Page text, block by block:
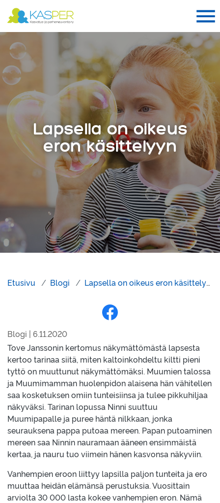
Suomen Kasper ry
Lapsella on oikeus
eron käsittelyyn
Etusivu Blogi Lapsella on oikeus eron käsittelyyn
Blogi | 6.11.2020
Tove Janssonin kertomus näkymättömästä lapsesta
kertoo tarinaa siitä, miten kaltoinkohdeltu kiltti pieni
tyttö on muuttunut näkymättömäksi. Muumien talossa
ja Muumimamman huolenpidon alaisena hän vähitellen
saa kosketuksen omiin tunteisiinsa ja tulee pikkuhiljaa
näkyväksi. Tarinan lopussa Ninni suuttuu
Muumipapalle ja puree häntä nilkkaan, jonka
seurauksena pappa putoaa mereen. Papan putoaminen
mereen saa Ninnin nauramaan ääneen ensimmäistä
kertaa, ja nauru tuo viimein hänen kasvonsa näkyviin.
Vanhempien eroon liittyy lapsilla paljon tunteita ja ero
muuttaa heidän elämänsä perustuksia. Vuosittain
arviolta 30 000 lasta kokee vanhempien eron. Nämä